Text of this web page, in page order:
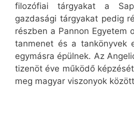
filozófiai tárgyakat a
gazdasági tárgyakat pedig
részben a Pannon Egyetem
tanmenet és a tankönyvek
egymásra épülnek. Az
tizenöt éve működő
meg magyar viszonyok